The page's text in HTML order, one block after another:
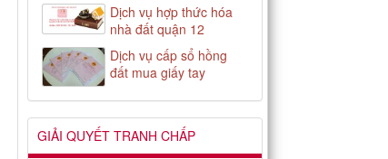
Dịch vụ hợp thức hóa
nhà đất quận 12
Dịch vụ cấp sổ hồng
đất mua giấy tay
GIẢI QUYẾT TRANH CHẤP